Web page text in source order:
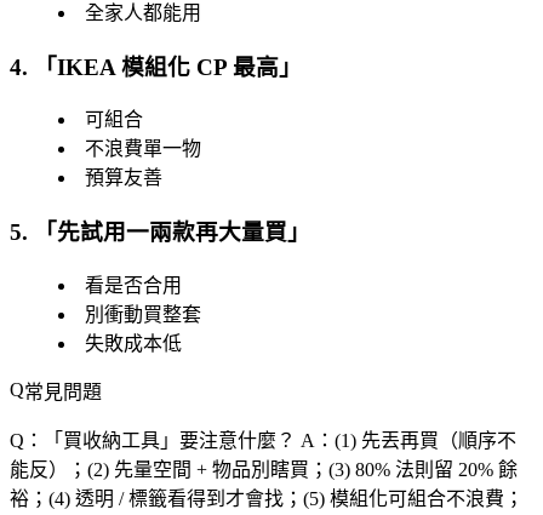
全家人都能用
4. 「IKEA 模組化 CP 最高 」
可組合
不浪費單一物
預算友善
5. 「 先試用一兩款再大量買 」
看是否合用
別衝動買整套
失敗成本低
常見問題
Q：「 買收納工具 」要注意什麼？ A：(1) 先丟再買（順序不
能反）；(2) 先量空間 + 物品別瞎買；(3) 80% 法則留 20% 餘
裕；(4) 透明 / 標籤看得到才會找；(5) 模組化可組合不浪費；